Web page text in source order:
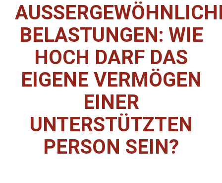
AUSSERGEWÖHNLICHE
ELASTUNGEN: WIE H
OCH DARF DAS E
IGENE VERMÖGEN E
INER U
NTERSTÜTZTEN P
ERSON SEIN?